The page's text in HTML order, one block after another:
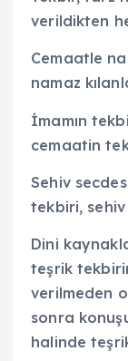
verildikten
Cemaatle
namaz
İmamın
cemaatin
Sehiv
tekbiri,
Dini
teşrik
verilmeden
sonra
halinde